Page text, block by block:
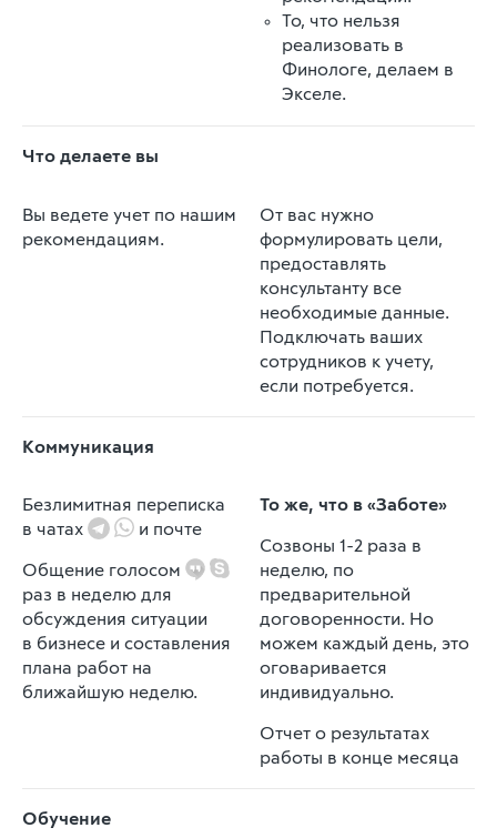
То, что нельзя
реализовать в
Финологе, делаем в
Экселе.
Что делаете вы
Вы ведете учет по нашим
рекомендациям.
От вас нужно
формулировать цели,
предоставлять
консультанту все
необходимые данные.
Подключать ваших
сотрудников к учету,
если потребуется.
Коммуникация
Безлимитная переписка
в чатах
и почте
Общение голосом
раз в неделю для
обсуждения ситуации
в бизнесе и составления
плана работ на
ближайшую неделю.
То же, что в «Заботе»
Созвоны 1-2 раза в
неделю, по
предварительной
договоренности. Но
можем каждый день, это
оговаривается
индивидуально.
Отчет о результатах
работы в конце месяца
Обучение